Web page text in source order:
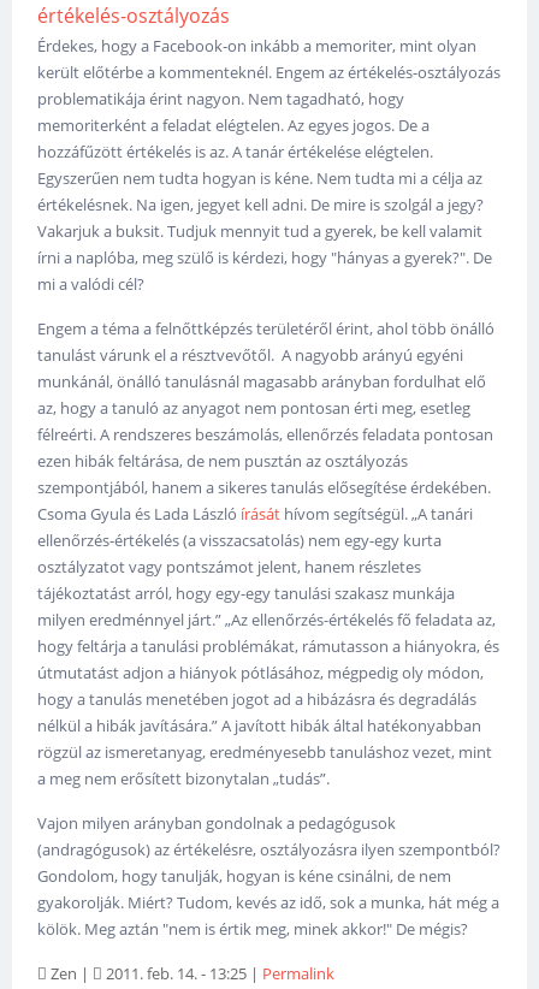
értékelés-osztályozás
Érdekes, hogy a Facebook-on inkább a memoriter, mint olyan
került előtérbe a kommenteknél. Engem az értékelés-osztályozás
problematikája érint nagyon. Nem tagadható, hogy
memoriterként a feladat elégtelen. Az egyes jogos. De a
hozzáfűzött értékelés is az. A tanár értékelése elégtelen.
Egyszerűen nem tudta hogyan is kéne. Nem tudta mi a célja az
értékelésnek. Na igen, jegyet kell adni. De mire is szolgál a jegy?
Vakarjuk a buksit. Tudjuk mennyit tud a gyerek, be kell valamit
írni a naplóba, meg szülő is kérdezi, hogy "hányas a gyerek?". De
mi a valódi cél?
Engem a téma a felnőttképzés területéről érint, ahol több önálló
tanulást várunk el a résztvevőtől. A nagyobb arányú egyéni
munkánál, önálló tanulásnál magasabb arányban fordulhat elő
az, hogy a tanuló az anyagot nem pontosan érti meg, esetleg
félreérti. A rendszeres beszámolás, ellenőrzés feladata pontosan
ezen hibák feltárása, de nem pusztán az osztályozás
szempontjából, hanem a sikeres tanulás elősegítése érdekében.
Csoma Gyula és Lada László írását hívom segítségül. „A tanári
ellenőrzés-értékelés (a visszacsatolás) nem egy-egy kurta
osztályzatot vagy pontszámot jelent, hanem részletes
tájékoztatást arról, hogy egy-egy tanulási szakasz munkája
milyen eredménnyel járt.” „Az ellenőrzés-értékelés fő feladata az,
hogy feltárja a tanulási problémákat, rámutasson a hiányokra, és
útmutatást adjon a hiányok pótlásához, mégpedig oly módon,
hogy a tanulás menetében jogot ad a hibázásra és degradálás
nélkül a hibák javítására.” A javított hibák által hatékonyabban
rögzül az ismeretanyag, eredményesebb tanuláshoz vezet, mint
a meg nem erősített bizonytalan „tudás”.
Vajon milyen arányban gondolnak a pedagógusok
(andragógusok) az értékelésre, osztályozásra ilyen szempontból?
Gondolom, hogy tanulják, hogyan is kéne csinálni, de nem
gyakorolják. Miért? Tudom, kevés az idő, sok a munka, hát még a
kölök. Meg aztán "nem is értik meg, minek akkor!" De mégis?
Zen | 2011. feb. 14. - 13:25 | Permalink